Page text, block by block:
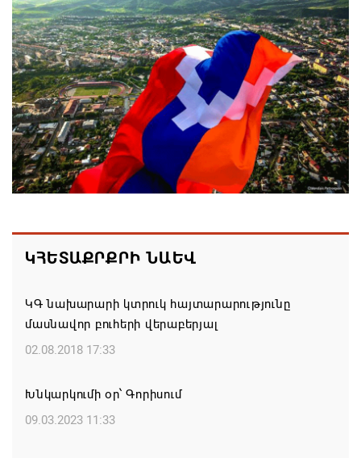
այցելելուց․ Մատվիենկո
06.08.2026 20:30
ՌԴ–ն ՀՀ–ից երկաթուղու կոնցեսիոն
կառավարման մասին պաշտոնական դիմում չի
ստացել. Օվերչուկ
06.08.2026 19:03
Հայաստանյայց Առաքելական Եկեղեցու
կառավարության հետ խորացող
հակամարտության պատճառով․ Reuters-ի
06.08.2026 17:52
ԿՀԵՏԱՔՐՔՐԻ ՆԱԵՎ
ԿԳ նախարարի կտրուկ հայտարարությունը
մասնավոր բուհերի վերաբերյալ
02.08.2018 17:33
Խնկարկումի օր՝ Գորիսում
09.03.2023 11:33